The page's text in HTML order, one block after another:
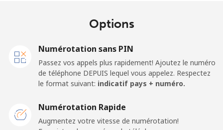
Ligne fixe
⁦121.5¢⁩ 4 min pour ⁦€5⁩
San Marino
Options
Numérotation sans PIN
Passez vos appels plus rapidement! Ajoutez le numéro
de téléphone DEPUIS lequel vous appelez. Respectez
le format suivant: indicatif pays + numéro.
Numérotation Rapide
Augmentez votre vitesse de numérotation!